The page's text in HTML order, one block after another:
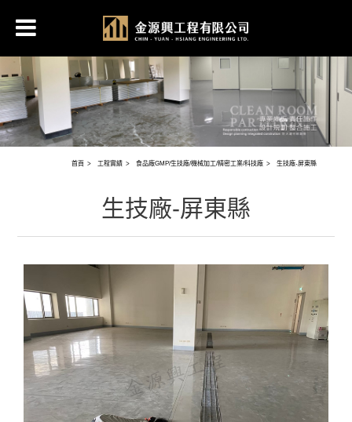
首頁 工程實績 食品廠GMP/生技廠/機械加工/精密工業/科技廠 生技廠-屏東縣
生技廠-屏東縣